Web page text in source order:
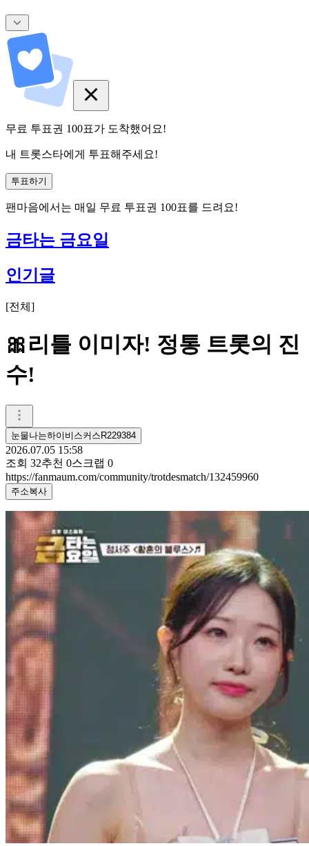
무료 투표권 100표가 도착했어요!
내 트롯스타에게 투표해주세요!
투표하기
팬마음에서는 매일 무료 투표권 100표를 드려요!
금타는 금요일
인기글
[전체 ]
🎀리틀 이미자! 정통 트롯의 진
수!
눈물나는하이비스커스R229384
2026.07.05 15:58
조회 32추천 0스크랩 0
https://fanmaum.com/community/trotdesmatch/132459960
주소복사